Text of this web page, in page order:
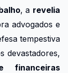
, a revelia
advogados e
tempestiva
devastadores,
financeiras